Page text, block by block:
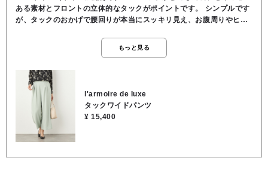
ある素材とフロントの立体的なタックがポイントです。 シンプルです
が、タックのおかげで腰回りが本当にスッキリ見え、お腹周りやヒッ
的にシャープに見えます。 （脇ラインが少し前なので視覚的効果があ
で、デスクワークや長時間座るシーンでも安心感があります。 ウエス
トの後ろがゴム仕様になっているので、見た目以上の解放感があり き
ちんと見えます。 ●手洗い可能 ●裏地/インナー なし ●ウエスト 後ろゴ
ム ●ポケット あり ●ポリエステル100％
もっと見る
l'armoire de luxe
タックワイドパンツ
¥ 15,400